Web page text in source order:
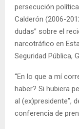
persecución
Calderón (2006-
dudas” sobre el
narcotráfico en
Seguridad Pública,
“En lo que a mí
haber? Si hubiera
al (ex)presidente”,
conferencia de